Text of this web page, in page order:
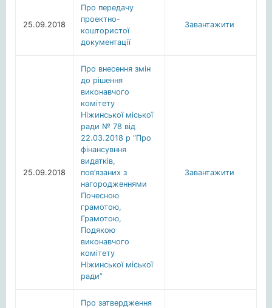
25.09.2018
Про передачу
проектно-
коштористої
документації
Завантажити
25.09.2018
Про внесення змін
до рішення
виконавчого
комітету
Ніжинської міської
ради № 78 від
22.03.2018 р “Про
фінансувння
видатків,
пов’язаних з
нагородженнями
Почесною
грамотою,
Грамотою,
Подякою
виконавчого
комітету
Ніжинської міської
ради”
Завантажити
Про затвердження